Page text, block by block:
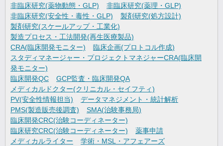
非臨床研究(薬物動態・GLP)
非臨床研究(薬理・GLP)
非臨床研究(安全性・毒性・GLP)
製剤研究(処方設計)
製剤研究(スケールアップ・工業化)
製造プロセス・工法開発(再生医療製品)
CRA(臨床開発モニター)
臨床企画(プロトコル作成)
スタディマネージャー・プロジェクトマネジャーCRA(臨床開
発モニター)
臨床開発QC
GCP監査・臨床開発QA
メディカルドクター(クリニカル・セイフティ)
PV(安全性情報担当)
データマネジメント・統計解析
PMS(製造販売後調査)
SMA(治験事務局)
臨床開発CRC(治験コーディネーター)
臨床研究CRC(治験コーディネーター)
薬事申請
メディカルライター
学術・MSL・アフェアーズ